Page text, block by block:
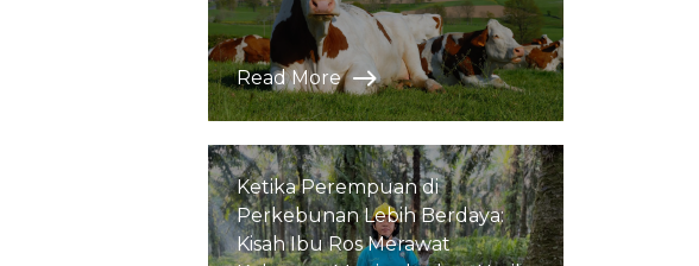
Read More
Ketika Perempuan di
Perkebunan Lebih Berdaya:
Kisah Ibu Ros Merawat